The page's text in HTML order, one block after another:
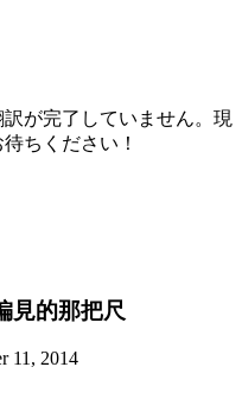
が完了していません。現
ちください！
見的那把尺
11, 2014